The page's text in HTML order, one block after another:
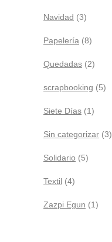
Navidad (3)
Papelería (8)
Quedadas (2)
scrapbooking (5)
Siete Días (1)
Sin categorizar (3)
Solidario (5)
Textil (4)
Zazpi Egun (1)